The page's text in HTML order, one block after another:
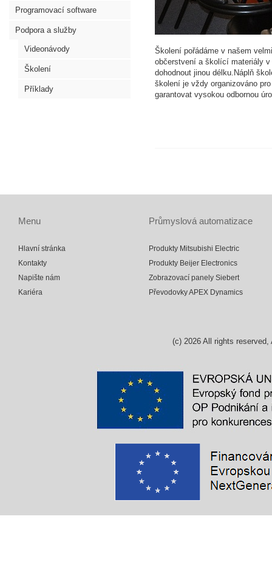
Programovací software
Podpora a služby
Videonávody
Školení
Příklady
Školení pořádáme v našem
občerstvení a školící materiály
dohodnout jinou délku.Náplň
školení je vždy organizováno
garantovat vysokou odbornou
Menu
Hlavní stránka
Kontakty
Napište nám
Kariéra
Průmyslová automatizace
Produkty Mitsubishi Electric
Produkty Beijer Electronics
Zobrazovací panely Siebert
Převodovky APEX Dynamics
(c) 2026All rights reserved,